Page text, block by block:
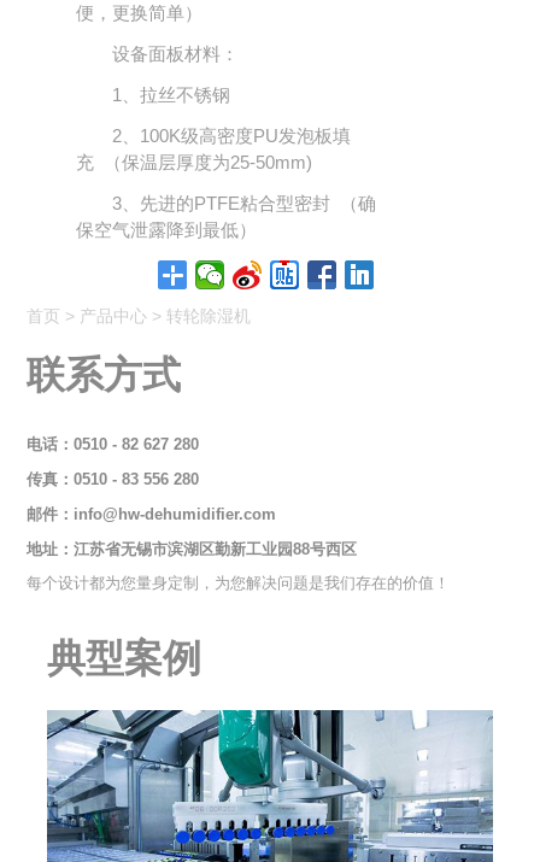
便，更换简单）
设备面板材料：
1、拉丝不锈钢
2、100K级高密度PU发泡板填
充 （保温层厚度为25-50mm)
3、先进的PTFE粘合型密封 （确
保空气泄露降到最低）
首页 > 产品中心 >转轮除湿机
联系方式
电话：0510 - 82 627 280
传真：0510 - 83 556 280
邮件： info@hw-dehumidifier.com
地址：江苏省无锡市滨湖区勤新工业园88号西区
每个设计都为您量身定制，为您解决问题是我们存在的价值！
典型案例